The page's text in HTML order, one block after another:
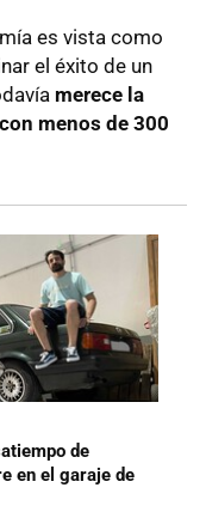
es vista como
el éxito de un
merece la
menos de 300
de
en el garaje de